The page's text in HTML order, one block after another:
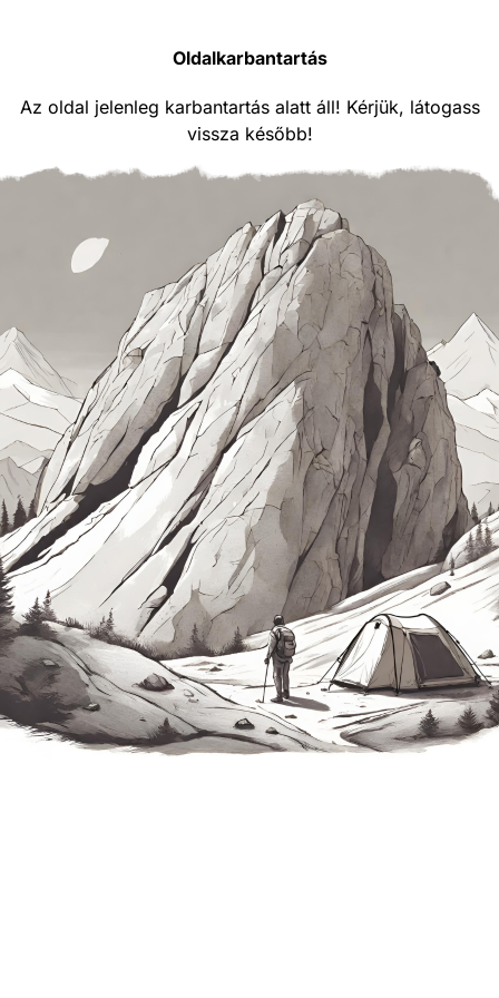
Oldalkarbantartás
Az oldal jelenleg karbantartás alatt áll! Kérjük, látogass
vissza később!